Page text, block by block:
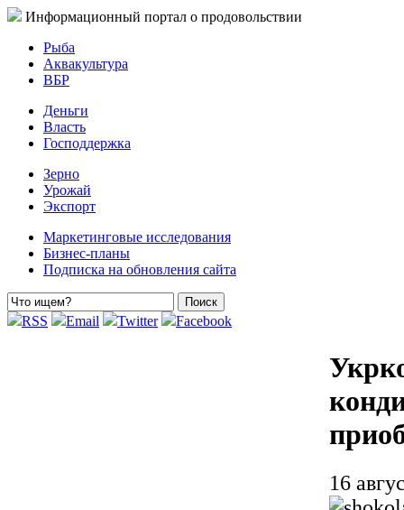
Информационный портал о продовольствии
Рыба
Аквакультура
ВБР
Деньги
Власть
Господдержка
Зерно
Урожай
Экспорт
Маркетинговые исследования
Бизнес-планы
Подписка на обновления сайта
RSS Email Twitter Facebook
16